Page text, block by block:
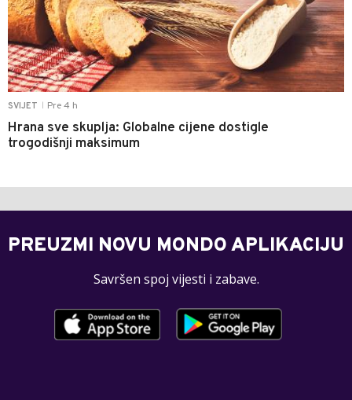
SVIJET Pre 4 h
Hrana sve skuplja: Globalne cijene dostigle
trogodišnji maksimum
PREUZMI NOVU MONDO APLIKACIJU
Savršen spoj vijesti i zabave.